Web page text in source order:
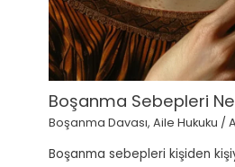
Boşanma Sebepleri
Boşanma Davası,Aile Hukuku /
Boşanma sebepleri kişiden